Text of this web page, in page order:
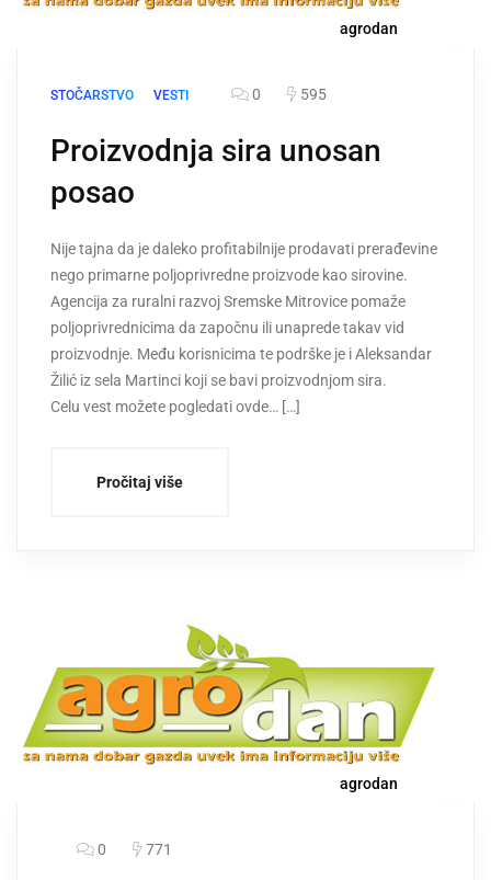
agrodan
STOČARSTVO VESTI 0 595
Proizvodnja sira unosan
posao
Nije tajna da je daleko profitabilnije prodavati prerađevine
nego primarne poljoprivredne proizvode kao sirovine.
Agencija za ruralni razvoj Sremske Mitrovice pomaže
poljoprivrednicima da započnu ili unaprede takav vid
proizvodnje. Među korisnicima te podrške je i Aleksandar
Žilić iz sela Martinci koji se bavi proizvodnjom sira.
Celu vest možete pogledati ovde… […]
Pročitaj više
agrodan
0 771